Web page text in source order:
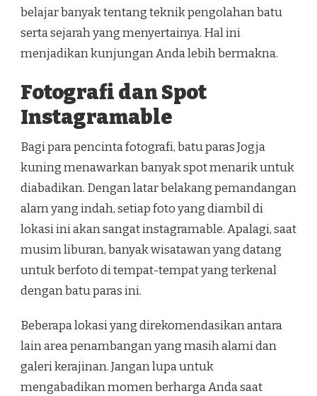
belajar banyak tentang teknik pengolahan batu
serta sejarah yang menyertainya. Hal ini
menjadikan kunjungan Anda lebih bermakna.
Fotografi dan Spot
Instagramable
Bagi para pencinta fotografi, batu paras Jogja
kuning menawarkan banyak spot menarik untuk
diabadikan. Dengan latar belakang pemandangan
alam yang indah, setiap foto yang diambil di
lokasi ini akan sangat instagramable. Apalagi, saat
musim liburan, banyak wisatawan yang datang
untuk berfoto di tempat-tempat yang terkenal
dengan batu paras ini.
Beberapa lokasi yang direkomendasikan antara
lain area penambangan yang masih alami dan
galeri kerajinan. Jangan lupa untuk
mengabadikan momen berharga Anda saat